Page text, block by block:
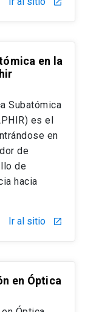
en la
Subatómica
es el
en
de
de
hacia
Ir al sitio launch
en Óptica